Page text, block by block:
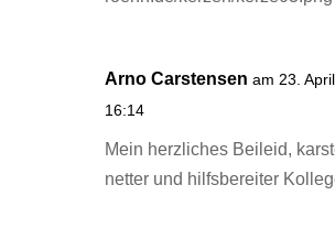
Arno Carstensen am 23.
16:14
Mein herzliches Beileid,
netter und hilfsbereiter